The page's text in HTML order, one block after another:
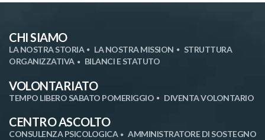
CHI SIAMO
LA NOSTRA STORIA LA NOSTRA MISSION
STRUTTURA
ORGANIZZATIVA
BILANCI E STATUTO
VOLONTARIATO
TEMPO LIBERO SABATO POMERIGGIO DIVENTA VOLONTARIO
CENTRO ASCOLTO
CONSULENZA PSICOLOGICA
AMMINISTRATORE DI SOSTEGNO